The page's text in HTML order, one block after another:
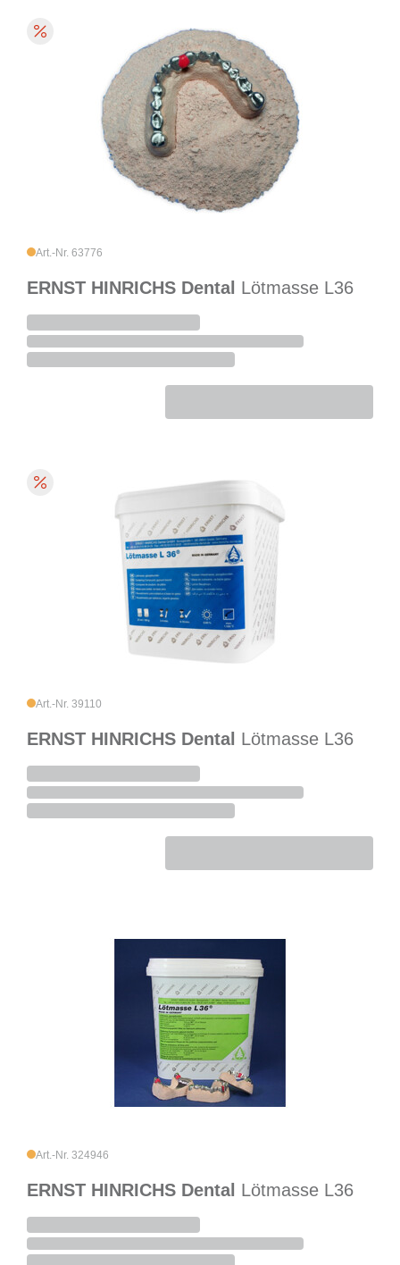
Art.-Nr. 63776
ERNST HINRICHS Dental Lötmasse L36
Art.-Nr. 39110
ERNST HINRICHS Dental Lötmasse L36
Art.-Nr. 324946
ERNST HINRICHS Dental Lötmasse L36